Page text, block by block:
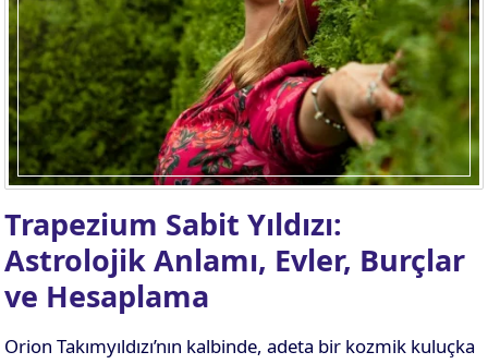
Trapezium Sabit Yıldızı:
Astrolojik Anlamı, Evler, Burçlar
ve Hesaplama
Orion Takımyıldızı’nın kalbinde, adeta bir kozmik kuluçka